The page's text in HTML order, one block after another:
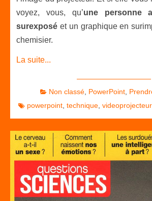
voyez, vous, qu’une personne
surexposé et un graphique en
chemisier.
La suite...
Non classé, PowerPoint,
powerpoint, technique, videoprojecteur